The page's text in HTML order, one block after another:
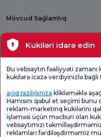
Mövcud Sağlamlıq
Tibbi bölmələr
Ümumi
Məmnuniyyət
Sorğusu
Kukiləri idarə edin
Bu vebsaytın fəaliyyəti
kukilərə icazə verdiyinizlə bağlı
açıq razılığınıza klikləməklə
Hamısını qəbul et seçimi
reklam-marketinq kukilərini
işləməsi üçün məcburi olan
vebsaytımızı
reklamları fərdiləşdirməmiz